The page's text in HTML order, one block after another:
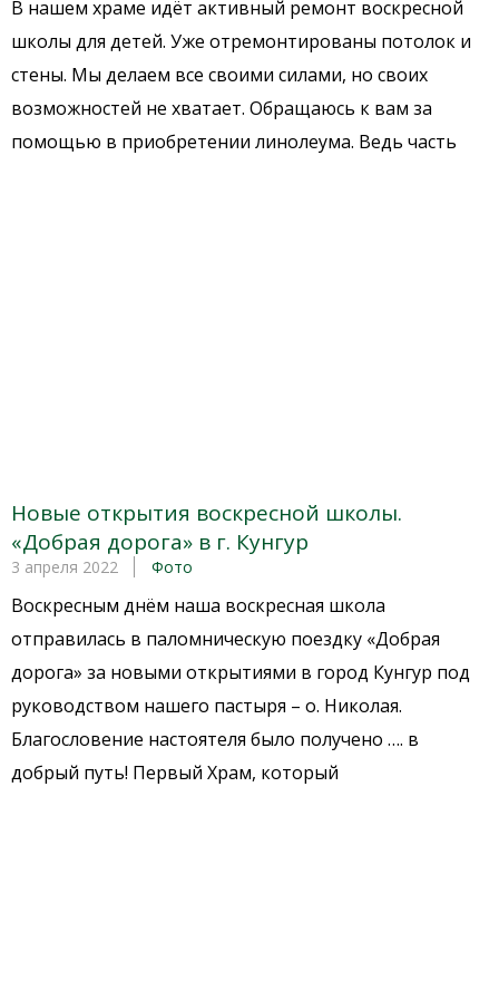
В нашем храме идёт активный ремонт воскресной
школы для детей. Уже отремонтированы потолок и
стены. Мы делаем все своими силами, но своих
возможностей не хватает. Обращаюсь к вам за
помощью в приобретении линолеума. Ведь часть
Новые открытия воскресной школы.
«Добрая дорога» в г. Кунгур
3 апреля 2022 Фото
Воскресным днём наша воскресная школа
отправилась в паломническую поездку «Добрая
дорога» за новыми открытиями в город Кунгур под
руководством нашего пастыря – о. Николая.
Благословение настоятеля было получено …. в
добрый путь! Первый Храм, который